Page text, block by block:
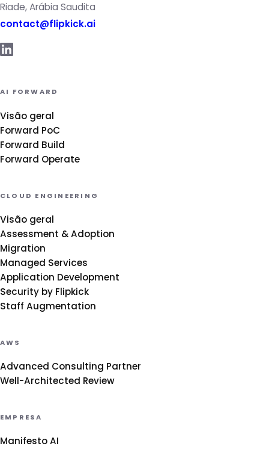
Riade, Arábia Saudita
contact@flipkick.ai
AI FORWARD
Visão geral
Forward PoC
Forward Build
Forward Operate
CLOUD ENGINEERING
Visão geral
Assessment & Adoption
Migration
Managed Services
Application Development
Security by Flipkick
Staff Augmentation
AWS
Advanced Consulting Partner
Well-Architected Review
EMPRESA
Manifesto AI